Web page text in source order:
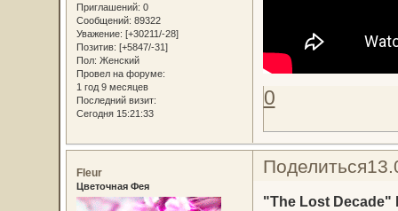
Приглашений: 0
Сообщений: 89322
Уважение: [+30211/-28]
Позитив: [+5847/-31]
Пол: Женский
Провел на форуме:
1 год 9 месяцев
Последний визит:
Сегодня 15:21:33
0
Поделиться
Fleur
Цветочная Фея
"The Lost Decade"